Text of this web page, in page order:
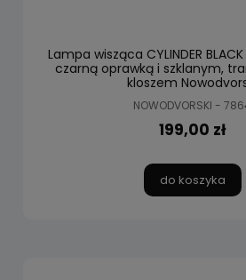
Lampa wisząca CYLINDER
czarną oprawką i szklanym,
kloszem
NOWODVORSKI -
199,00 zł
do koszyka